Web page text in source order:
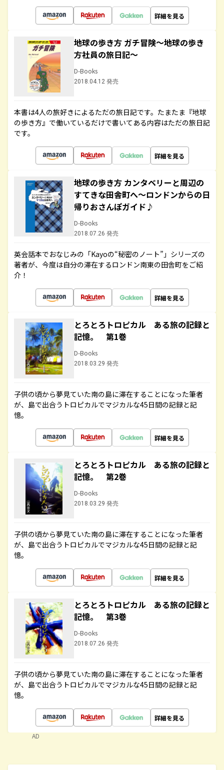
詳細を見る
地球の歩き方 ガチ冒険～地球の歩き
方社員の旅日記～
D-Books
2018.04.12 発売
本書は4人の旅好きによるただの旅日記です。たまたま『地球
の歩き方』で働いているだけで書いてある内容はただの旅日記
です。
詳細を見る
地球の歩き方 カンタベリーと周辺の
すてきな田舎町へ～ロンドンからの日
帰りおさんぽガイド♪
D-Books
2018.07.26 発売
英会話本でおなじみの「Kayoの“秘密のノート”」シリーズの
著者が、今度は自分の滞在するロンドン南東の田舎町をご紹
介！
詳細を見る
とろとろトロピカル ある旅の記録と
記憶。 第1巻
D-Books
2018.03.29 発売
子供の頃から夢見ていた南の島に滞在することになった筆者
が、島で出合うトロピカルでマジカルな45日間の記録と記
憶。
詳細を見る
とろとろトロピカル ある旅の記録と
記憶。 第2巻
D-Books
2018.03.29 発売
子供の頃から夢見ていた南の島に滞在することになった筆者
が、島で出合うトロピカルでマジカルな45日間の記録と記
憶。
詳細を見る
とろとろトロピカル ある旅の記録と
記憶。 第3巻
D-Books
2018.07.26 発売
子供の頃から夢見ていた南の島に滞在することになった筆者
が、島で出合うトロピカルでマジカルな45日間の記録と記
憶。
詳細を見る
AD